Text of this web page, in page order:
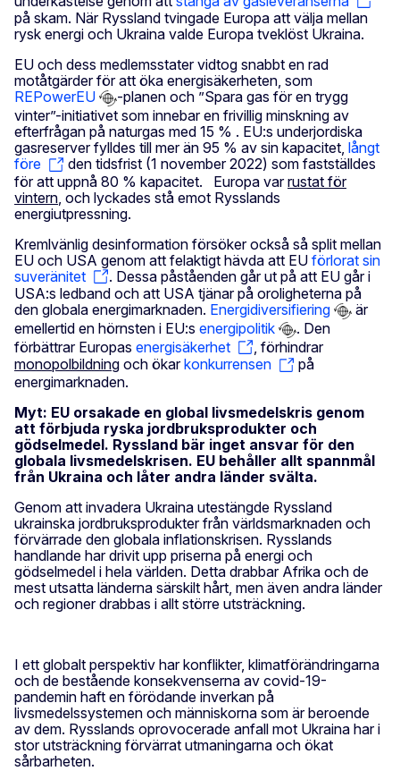
på skam. När Ryssland tvingade Europa att välja mellan
rysk energi och Ukraina valde Europa tveklöst Ukraina.
EU och dess medlemsstater vidtog snabbt en rad
motåtgärder för att öka energisäkerheten, som
REPowerEU
-planen och ”Spara gas för en trygg
vinter”-initiativet som innebar en frivillig minskning av
efterfrågan på naturgas med 15 % . EU:s underjordiska
gasreserver fylldes till mer än 95 % av sin kapacitet, långt
före
den tidsfrist (1 november 2022) som fastställdes
för att uppnå 80 % kapacitet. Europa varrustat för
vintern , och lyckades stå emot Rysslands
energiutpressning.
Kremlvänlig desinformation försöker också så split mellan
EU och USA genom att felaktigt hävda att EU förlorat sin
suveränitet
. Dessa påståenden går ut på att EU går i
USA:s ledband och att USA tjänar på oroligheterna på
den globala energimarknaden. Energidiversifiering
är
emellertid en hörnsten i EU:s energipolitik
. Den
förbättrar Europas energisäkerhet
, förhindrar
monopolbildning och ökarkonkurrensen
på
energimarknaden.
Myt: EU orsakade en global livsmedelskris genom
att förbjuda ryska jordbruksprodukter och
gödselmedel. Ryssland bär inget ansvar för den
globala livsmedelskrisen. EU behåller allt spannmål
från Ukraina och låter andra länder svälta.
Genom att invadera Ukraina utestängde Ryssland
ukrainska jordbruksprodukter från världsmarknaden och
förvärrade den globala inflationskrisen. Rysslands
handlande har drivit upp priserna på energi och
gödselmedel i hela världen. Detta drabbar Afrika och de
mest utsatta länderna särskilt hårt, men även andra länder
och regioner drabbas i allt större utsträckning.
I ett globalt perspektiv har konflikter, klimatförändringarna
och de bestående konsekvenserna av covid-19-
pandemin haft en förödande inverkan på
livsmedelssystemen och människorna som är beroende
av dem. Rysslands oprovocerade anfall mot Ukraina har i
stor utsträckning förvärrat utmaningarna och ökat
sårbarheten.